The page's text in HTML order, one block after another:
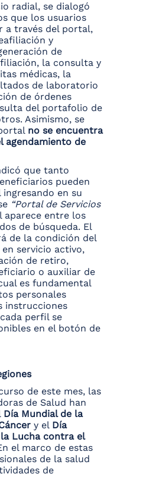
radial, se dialogó
que los usuarios
a través del portal,
y
de
la consulta y
médicas, la
de laboratorio
de órdenes
del portafolio de
Asimismo, se
no se encuentra
agendamiento de
que tanto
pueden
en su
“Portal de Servicios
aparece entre los
de búsqueda. El
de la condición del
servicio activo,
de retiro,
o auxiliar de
es fundamental
personales
instrucciones
perfil se
en el botón de
de este mes, las
de Salud han
Día Mundial de la
y el Día
Lucha contra el
el marco de estas
de la salud
de